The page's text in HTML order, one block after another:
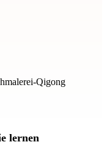
Qigong
lernen